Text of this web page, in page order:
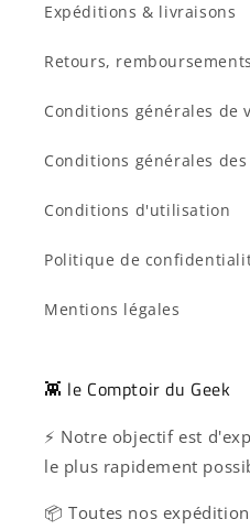
Expéditions & livraisons
Retours,
Conditions générales de
Conditions générales
Conditions d'utilisation
Politique de
Mentions légales
👾 le Comptoir du Geek
⚡ Notre objectif est
le plus rapidement
📦 Toutes nos